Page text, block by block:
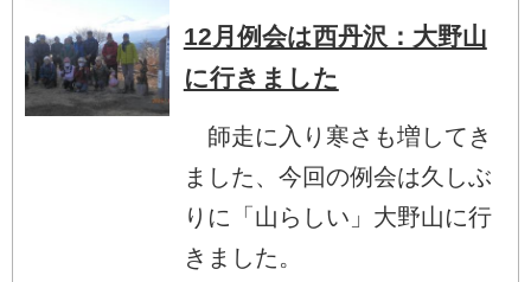
12月例会は西丹沢：大野山
に行きました
師走に入り寒さも増してき
ました、今回の例会は久しぶ
りに「山らしい」大野山に行
きました。